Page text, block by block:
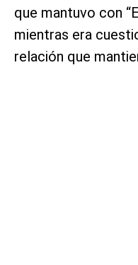
que mantuvo con
mientras era
relación que